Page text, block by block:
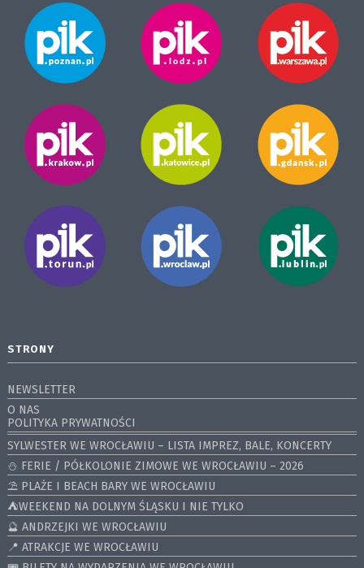
STRONY
NEWSLETTER
O NAS
POLITYKA PRYWATNOŚCI
SYLWESTER WE WROCŁAWIU – LISTA IMPREZ, BALE, KONCERTY
⛄️ FERIE / PÓŁKOLONIE ZIMOWE WE WROCŁAWIU – 2026
⛱️ PLAŻE I BEACH BARY WE WROCŁAWIU
⛺️WEEKEND NA DOLNYM ŚLĄSKU I NIE TYLKO
🔮 ANDRZEJKI WE WROCŁAWIU
📍 ATRAKCJE WE WROCŁAWIU